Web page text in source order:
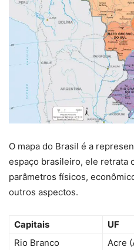
O mapa do Brasil é a
espaço brasileiro, ele retrata
parâmetros físicos,
outros aspectos.
Capitais
UF
Rio Branco
Acre